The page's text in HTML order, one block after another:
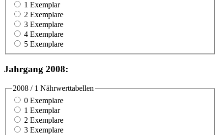
1 Exemplar
2 Exemplare
3 Exemplare
4 Exemplare
5 Exemplare
Jahrgang 2008:
2008 / 1 Nährwerttabellen
0 Exemplare
1 Exemplar
2 Exemplare
3 Exemplare